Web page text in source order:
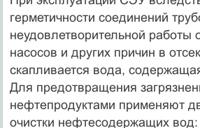
герметичности соединений
неудовлетворительной работы
насосов и других причин в
скапливается вода,
Для предотвращения
нефтепродуктами применяют
очистки нефтесодержащих